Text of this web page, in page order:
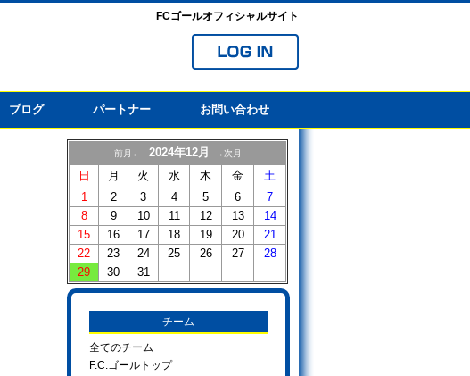
FCゴールオフィシャルサイト
ブログ パートナー お問い合わせ
前月← 2024年12月 →次月
日 月 火 水 木 金
土
1
2 3 4 5 6
7
8
9 10 11 12 13
14
15
16 17 18 19 20
21
22
23 24 25 26 27
28
29
30 31
チーム
全てのチーム
F.C.ゴールトップ